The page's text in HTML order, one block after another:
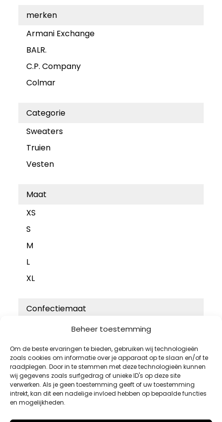
Beheer toestemming
Om de beste ervaringen te bieden, gebruiken wij technologieën
zoals cookies om informatie over je apparaat op te slaan en/of te
raadplegen. Door in te stemmen met deze technologieën kunnen
wij gegevens zoals surfgedrag of unieke ID's op deze site
verwerken. Als je geen toestemming geeft of uw toestemming
intrekt, kan dit een nadelige invloed hebben op bepaalde functies
en mogelijkheden.
merken
Armani Exchange
BALR.
C.P. Company
Colmar
Categorie
Sweaters
Truien
Vesten
Maat
XS
S
M
L
XL
Confectiemaat
50
52
54